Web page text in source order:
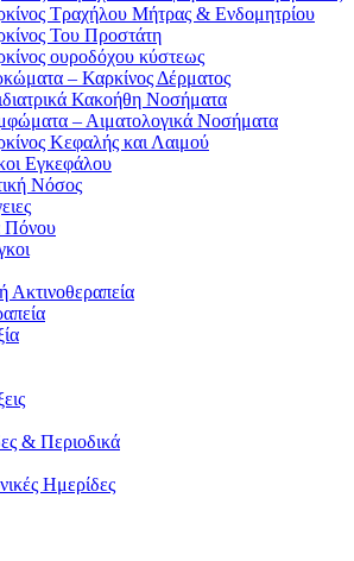
Τραχήλου Μήτρας & Ενδομητρίου
Του Προστάτη
ουροδόχου κύστεως
– Καρκίνος Δέρματος
Κακοήθη Νοσήματα
– Αιματολογικά Νοσήματα
Κεφαλής και Λαιμού
Εγκεφάλου
Νόσος
Πόνου
Ακτινοθεραπεία
& Περιοδικά
Ημερίδες